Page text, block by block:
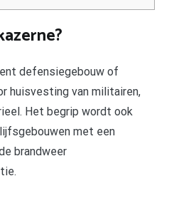
defensiegebouw of
huisvesting van militairen,
Het begrip wordt ook
met een
brandweer